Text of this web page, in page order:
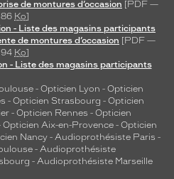
de montures d’occasion [PDF —
86 Ko]
- Liste des magasins participants
de montures d’occasion [PDF —
94 Ko]
- Liste des magasins participants
- Opticien Lyon - Opticien
- Opticien Strasbourg - Opticien
- Opticien Rennes - Opticien
Opticien Aix-en-Provence - Opticien
Nancy - Audioprothésiste Paris -
- Audioprothésiste
- Audioprothésiste Marseille